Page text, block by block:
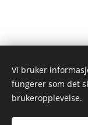
BUL
Vi bruker
fungerer som det
brukeropplevelse.